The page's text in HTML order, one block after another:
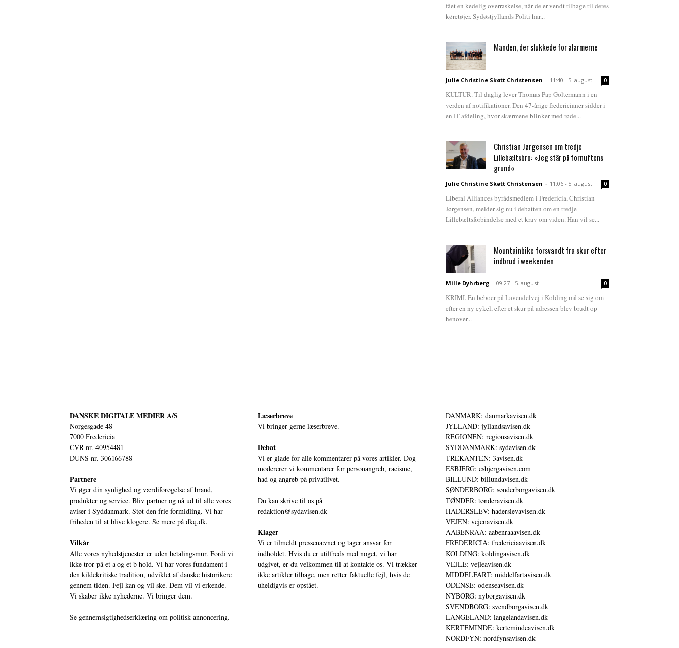
fået en kedelig overraskelse, når de er vendt tilbage til deres
køretøjer. Sydøstjyllands Politi har...
Manden, der slukkede for alarmerne
Julie Christine Skøtt Christensen - 11:40 - 5. august 0
KULTUR. Til daglig lever Thomas Pap Goltermann i en
verden af notifikationer. Den 47-årige fredericianer sidder i
en IT-afdeling, hvor skærmene blinker med røde...
Christian Jørgensen om tredje
Lillebæltsbro: »Jeg står på fornuftens
grund«
Julie Christine Skøtt Christensen - 11:06 - 5. august 0
Liberal Alliances byrådsmedlem i Fredericia, Christian
Jørgensen, melder sig nu i debatten om en tredje
Lillebæltsforbindelse med et krav om viden. Han vil se...
Mountainbike forsvandt fra skur efter
indbrud i weekenden
Mille Dyhrberg - 09:27 - 5. august 0
KRIMI. En beboer på Lavendelvej i Kolding må se sig om
efter en ny cykel, efter et skur på adressen blev brudt op
henover...
DANSKE DIGITALE MEDIER A/S
Norgesgade 48
7000 Fredericia
CVR nr. 40954481
DUNS nr. 306166788
Partnere
Vi øger din synlighed og værdiforøgelse af brand,
produkter og service. Bliv partner og nå ud til alle vores
aviser i Syddanmark. Støt den frie formidling. Vi har
friheden til at blive klogere. Se mere på dkq.dk.
Vilkår
Alle vores nyhedstjenester er uden betalingsmur. Fordi vi
ikke tror på et a og et b hold. Vi har vores fundament i
den kildekritiske tradition, udviklet af danske historikere
gennem tiden. Fejl kan og vil ske. Dem vil vi erkende.
Vi skaber ikke nyhederne. Vi bringer dem.
Se gennemsigtighedserklæring om politisk annoncering.
Læserbreve
Vi bringer gerne læserbreve.
Debat
Vi er glade for alle kommentarer på vores artikler. Dog
modererer vi kommentarer for personangreb, racisme,
had og angreb på privatlivet.
Du kan skrive til os på
redaktion@sydavisen.dk
Klager
Vi er tilmeldt pressenævnet og tager ansvar for
indholdet. Hvis du er utilfreds med noget, vi har
udgivet, er du velkommen til at kontakte os. Vi trækker
ikke artikler tilbage, men retter faktuelle fejl, hvis de
uheldigvis er opstået.
DANMARK: danmarkavisen.dk
JYLLAND: jyllandsavisen.dk
REGIONEN: regionsavisen.dk
SYDDANMARK: sydavisen.dk
TREKANTEN: 3avisen.dk
ESBJERG: esbjergavisen.com
BILLUND: billundavisen.dk
SØNDERBORG: sønderborgavisen.dk
TØNDER: tønderavisen.dk
HADERSLEV: haderslevavisen.dk
VEJEN: vejenavisen.dk
AABENRAA: aabenraaavisen.dk
FREDERICIA: fredericiaavisen.dk
KOLDING: koldingavisen.dk
VEJLE: vejleavisen.dk
MIDDELFART: middelfartavisen.dk
ODENSE: odenseavisen.dk
NYBORG: nyborgavisen.dk
SVENDBORG: svendborgavisen.dk
LANGELAND: langelandavisen.dk
KERTEMINDE: kertemindeavisen.dk
NORDFYN: nordfynsavisen.dk